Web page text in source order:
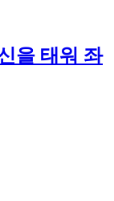
을 태워 좌